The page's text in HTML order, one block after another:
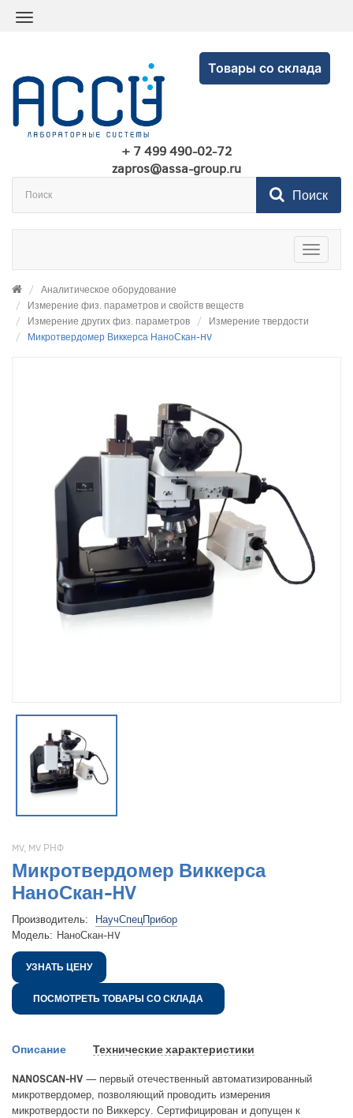
Товары со склада
+ 7 499 490-02-72
zapros@assa-group.ru
Поиск
Toggle
Аналитическое оборудование
Измерение физ. параметров и свойств веществ
Измерение других физ. параметров
Измерение твердости
Микротвердомер Виккерса НаноСкан-HV
MV, MV РНФ
Микротвердомер Виккерса
НаноСкан-HV
Производитель:
НаучСпецПрибор
Модель: НаноСкан-HV
УЗНАТЬ ЦЕНУ
ПОСМОТРЕТЬ ТОВАРЫ СО СКЛАДА
Описание Технические характеристики
NANOSCAN-HV — первый отечественный автоматизированный
микротвердомер, позволяющий проводить измерения
микротвердости по Виккерсу. Сертифицирован и допущен к